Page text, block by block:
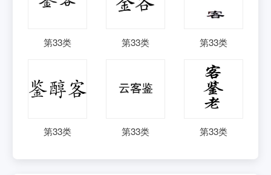
第33类 第33类 第33类
第33类 第33类 第33类